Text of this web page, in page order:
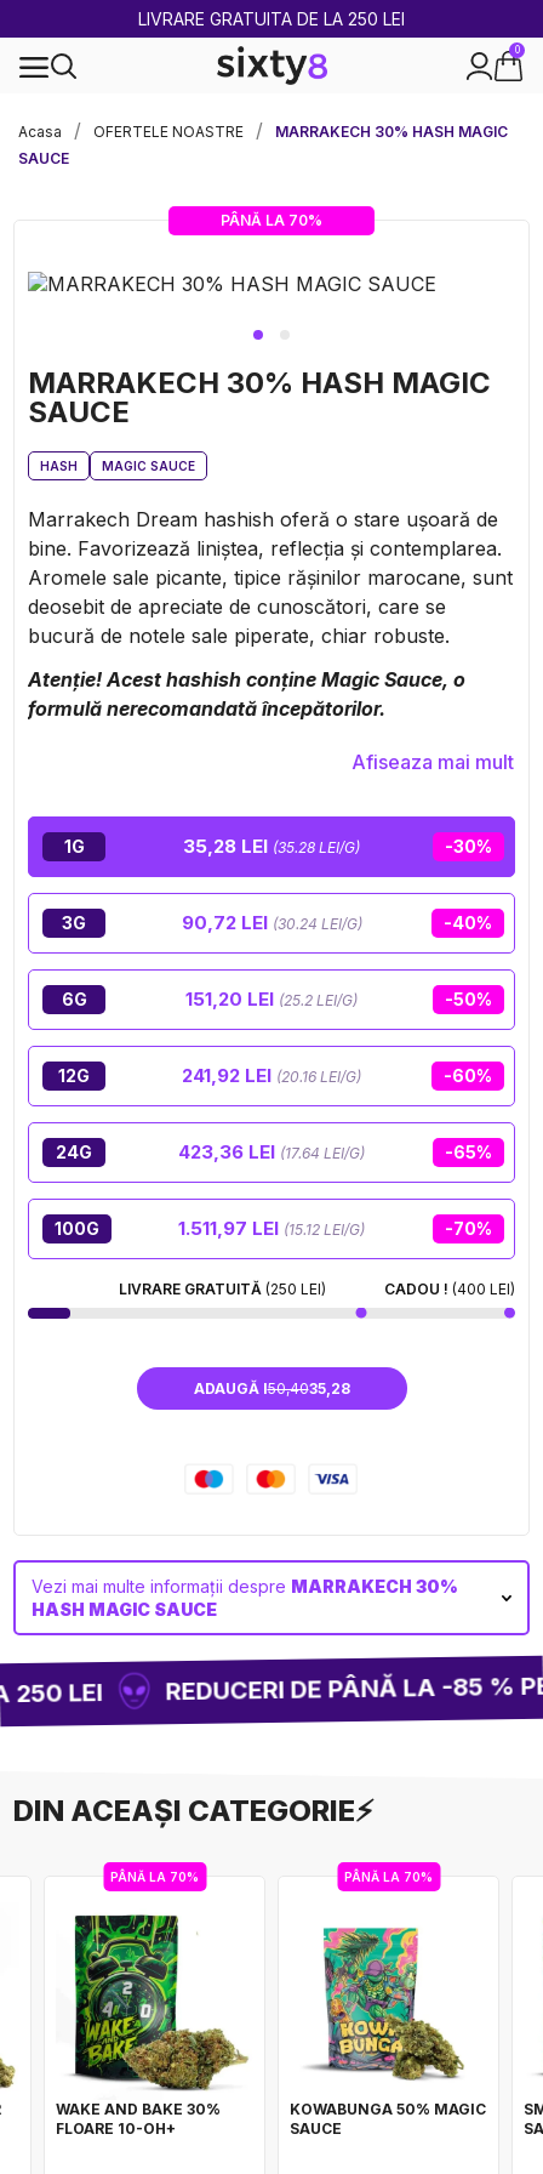
2 CUMPĂRATE = 1 CADOU
0
Acasa
OFERTELE NOASTRE
MARRAKECH 30% HASH MAGIC
SAUCE
PÂNĂ LA 70%
MARRAKECH 30% HASH MAGIC
SAUCE
HASH MAGIC SAUCE
Marrakech Dream hashish oferă o stare ușoară de
bine. Favorizează liniștea, reflecția și contemplarea.
Aromele sale picante, tipice rășinilor marocane, sunt
deosebit de apreciate de cunoscători, care se
bucură de notele sale piperate, chiar robuste.
Atenție! Acest hashish conține Magic Sauce, o
formulă nerecomandată începătorilor.
Afiseaza mai mult
1G -30%
35,28 LEI (35.28 LEI/G)
3G -40%
90,72 LEI (30.24 LEI/G)
6G -50%
151,20 LEI (25.2 LEI/G)
12G -60%
241,92 LEI (20.16 LEI/G)
24G -65%
423,36 LEI (17.64 LEI/G)
100G -70%
1.511,97 LEI (15.12 LEI/G)
LIVRARE GRATUITĂ(250 LEI) CADOU ! (400 LEI)
ADAUGĂ I50,4035,28
Vezi mai multe informații despre MARRAKECH 30%
HASH MAGIC SAUCE
LEI REDUCERI DE PÂNĂ LA -85 % PE
DIN ACEAȘI CATEGORIE⚡
PÂNĂ LA 70%
WAKE AND BAKE 30%
FLOARE 10-OH+
PÂNĂ LA 70%
KOWABUNGA 50% MAGIC
SAUCE